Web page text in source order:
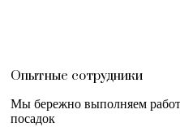
Опытные сотрудники
Мы бережно выполняем
посадок